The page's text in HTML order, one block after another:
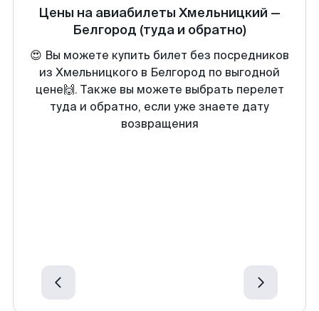
Цены на авиабилеты Хмельницкий —
Белгород (туда и обратно)
😍 Вы можете купить билет без посредников
из Хмельницкого в Белгород по выгодной
цене🙌. Также вы можете выбрать перелет
туда и обратно, если уже знаете дату
возвращения